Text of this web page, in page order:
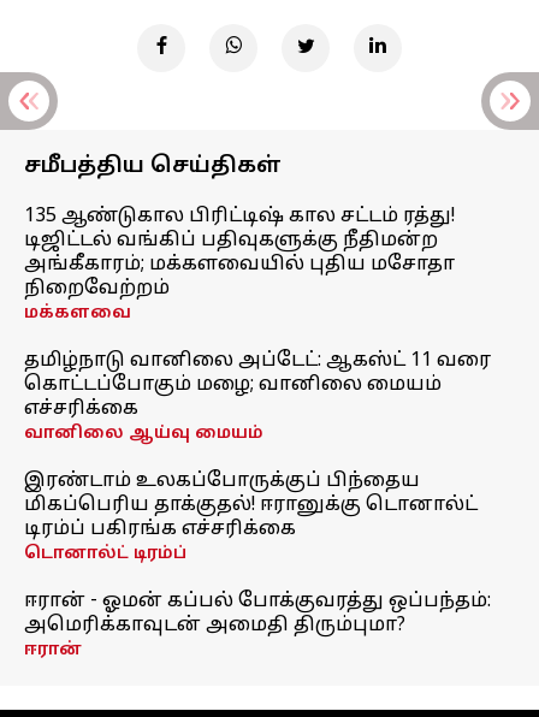
சமீபத்திய செய்திகள்
135 ஆண்டுகால பிரிட்டிஷ் கால சட்டம் ரத்து!
டிஜிட்டல் வங்கிப் பதிவுகளுக்கு நீதிமன்ற
அங்கீகாரம்; மக்களவையில் புதிய மசோதா
நிறைவேற்றம்
மக்களவை
தமிழ்நாடு வானிலை அப்டேட்: ஆகஸ்ட் 11 வரை
கொட்டப்போகும் மழை; வானிலை மையம்
எச்சரிக்கை
வானிலை ஆய்வு மையம்
இரண்டாம் உலகப்போருக்குப் பிந்தைய
மிகப்பெரிய தாக்குதல்! ஈரானுக்கு டொனால்ட்
டிரம்ப் பகிரங்க எச்சரிக்கை
டொனால்ட் டிரம்ப்
ஈரான் - ஓமன் கப்பல் போக்குவரத்து ஒப்பந்தம்:
அமெரிக்காவுடன் அமைதி திரும்புமா?
ஈரான்